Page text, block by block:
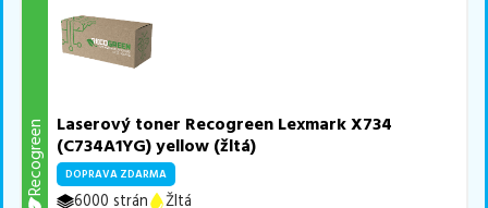
Recogreen Laserový toner Recogreen Lexmark X734
(C734A1YG) yellow (žltá)
DOPRAVA ZDARMA
6000 strán
Žltá